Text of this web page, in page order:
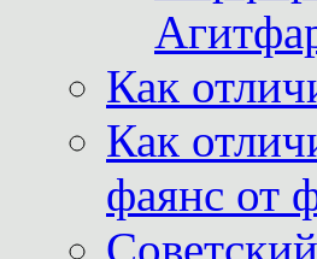
Как
Как
фаянс от